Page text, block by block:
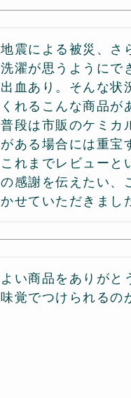
地震による被災、さ
洗濯が思うようにで
出血あり。そんな状
くれるこんな商品が
普段は市販のケミカ
がある場合には重宝
これまでレビューと
の感謝を伝えたい、
かせていただきまし
よい商品をありがと
味覚でつけられるの